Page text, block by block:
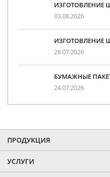
03.08.2026
ИЗГОТОВЛЕНИЕ
28.07.2026
БУМАЖНЫЕ
24.07.2026
ПРОДУКЦИЯ
УСЛУГИ